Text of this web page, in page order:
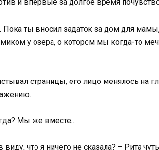
и впервые за долгое время
Пока ты вносил задаток за дом для
у озера, о котором мы когда-то
страницы, его лицо менялось на
Мы же вместе…
что я ничего не сказала? – Рита